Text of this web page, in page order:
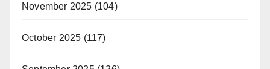
November 2025 (104)
October 2025 (117)